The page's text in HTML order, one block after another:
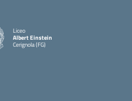
Liceo
Albert Einstein
Cerignola (FG)
— Visita la pagina iniziale della scuola